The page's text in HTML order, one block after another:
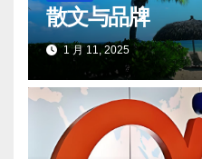
散文与品牌
1 月 11, 2025